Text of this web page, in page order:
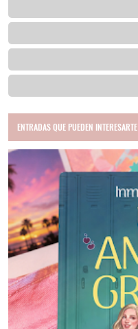
ENTRADAS QUE PUEDEN INTERESARTE